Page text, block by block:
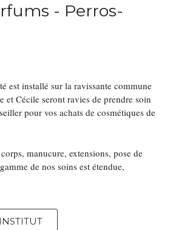
- Perros-
est installé sur la ravissante commune
et Cécile seront ravies de prendre soin
pour vos achats de cosmétiques de
manucure, extensions, pose de
de nos soins est étendue,